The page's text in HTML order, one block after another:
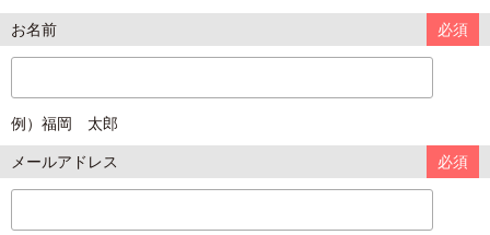
お名前 必須
例）福岡 太郎
メールアドレス 必須